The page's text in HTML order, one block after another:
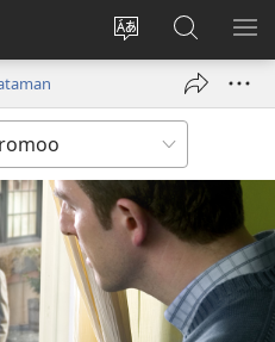
Afaan
weebsaayitii
Gali
(opens
JW.ORG
Irraa
Barbaadi